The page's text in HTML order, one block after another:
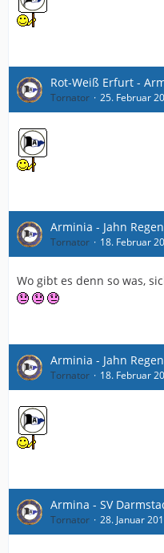
Rot-Weiß Erfurt -
Tornator 25. Februar
Arminia - Jahn
Tornator 18. Februar
Wo gibt es denn so was,
Arminia - Jahn
Tornator 18. Februar
Armina - SV
Tornator 28. Januar